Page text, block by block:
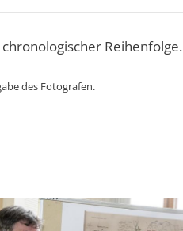
Reihenfolge.
des Fotografen.